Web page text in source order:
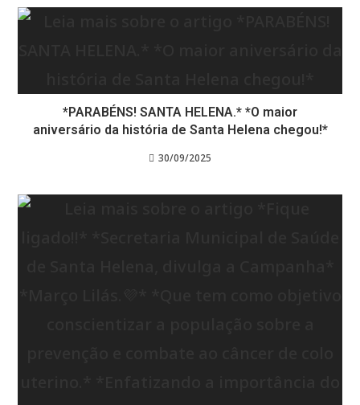
*PARABÉNS! SANTA HELENA.* *O maior
aniversário da história de Santa Helena chegou!*
30/09/2025